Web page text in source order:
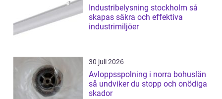
Industribelysning stockholm så
skapas säkra och effektiva
industrimiljöer
30 juli 2026
Avloppsspolning i norra bohuslän
så undviker du stopp och onödiga
skador